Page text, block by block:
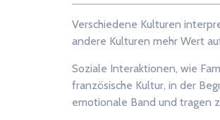
Verschiedene Kulturen
andere Kulturen mehr Wert
Soziale Interaktionen, wie
französische Kultur, in der
emotionale Band und tragen